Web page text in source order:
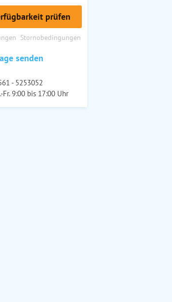
prüfen
Stornobedingungen
senden
- 5253052
Fr. 9:00 bis 17:00 Uhr